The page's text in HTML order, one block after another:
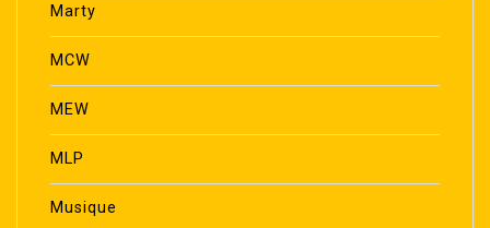
Marty
MCW
MEW
MLP
Musique